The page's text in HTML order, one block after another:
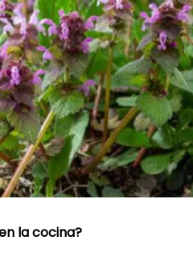
la cocina?